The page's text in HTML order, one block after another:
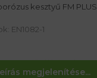
megjelenítése...
kesztyű FM PLUS
EN1082-1
acélból készült